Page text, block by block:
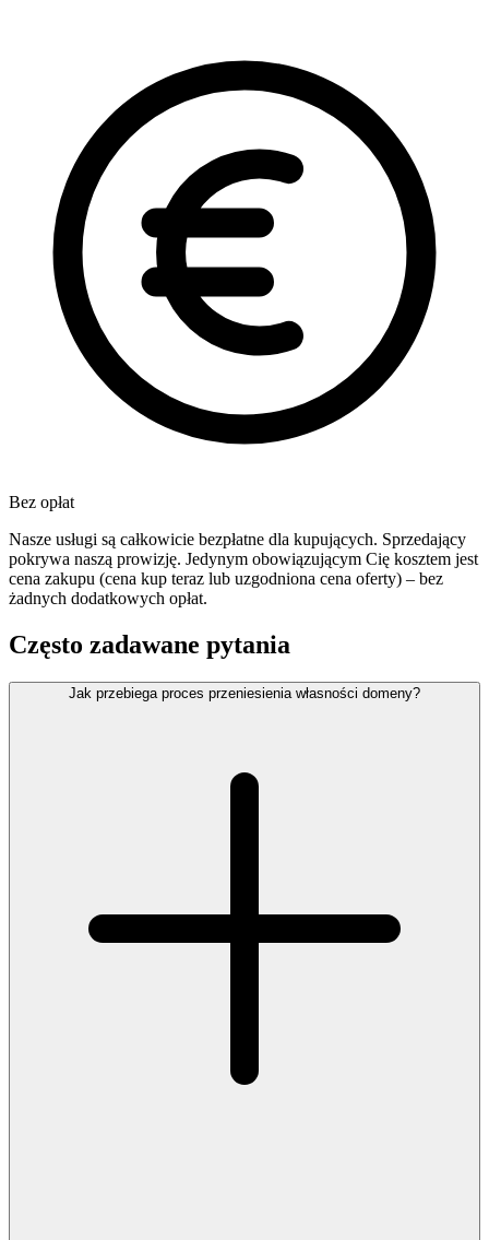
Bez opłat
Nasze usługi są całkowicie bezpłatne dla kupujących. Sprzedający
pokrywa naszą prowizję. Jedynym obowiązującym Cię kosztem jest
cena zakupu (cena kup teraz lub uzgodniona cena oferty) – bez
żadnych dodatkowych opłat.
Często zadawane pytania
Jak przebiega proces przeniesienia własności domeny?